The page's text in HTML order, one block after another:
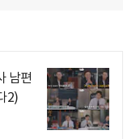
남편
2)